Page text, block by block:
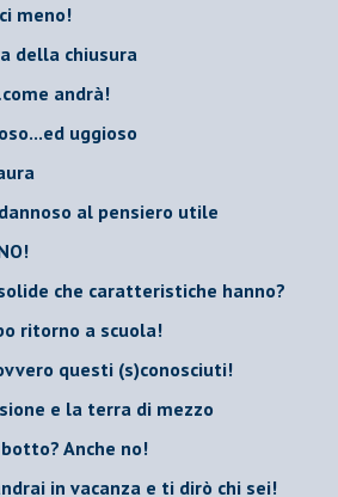
meno!
della chiusura
andrà!
uggioso
al pensiero utile
che caratteristiche hanno?
ritorno a scuola!
questi (s)conosciuti!
e la terra di mezzo
Anche no!
in vacanza e ti dirò chi sei!